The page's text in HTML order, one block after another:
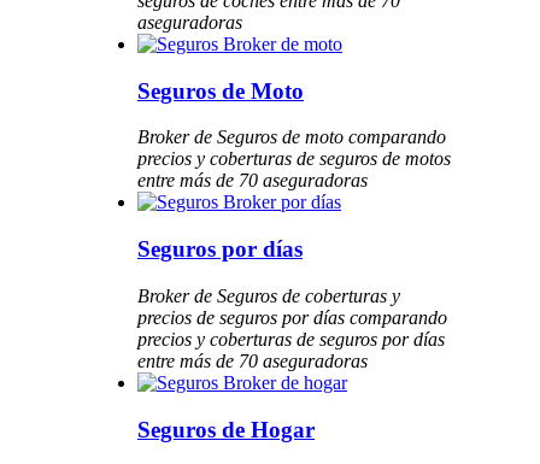
aseguradoras
Seguros de Moto
Broker de Seguros de moto comparando
precios y coberturas de seguros de motos
entre más de 70 aseguradoras
Seguros por días
Broker de Seguros de coberturas y
precios de seguros por días comparando
precios y coberturas de seguros por días
entre más de 70 aseguradoras
Seguros de Hogar